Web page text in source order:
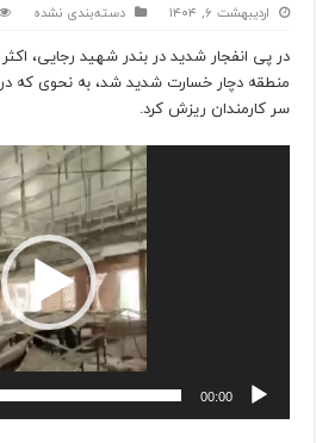
اردیبهشت ۶, ۱۴۰۴ دسته‌بندی نشده
در پی انفجار شدید در بندر شهید رجایی،
منطقه دچار خسارت شدید شد، به نحوی که
سر کارمندان ریزش کرد.
00:00